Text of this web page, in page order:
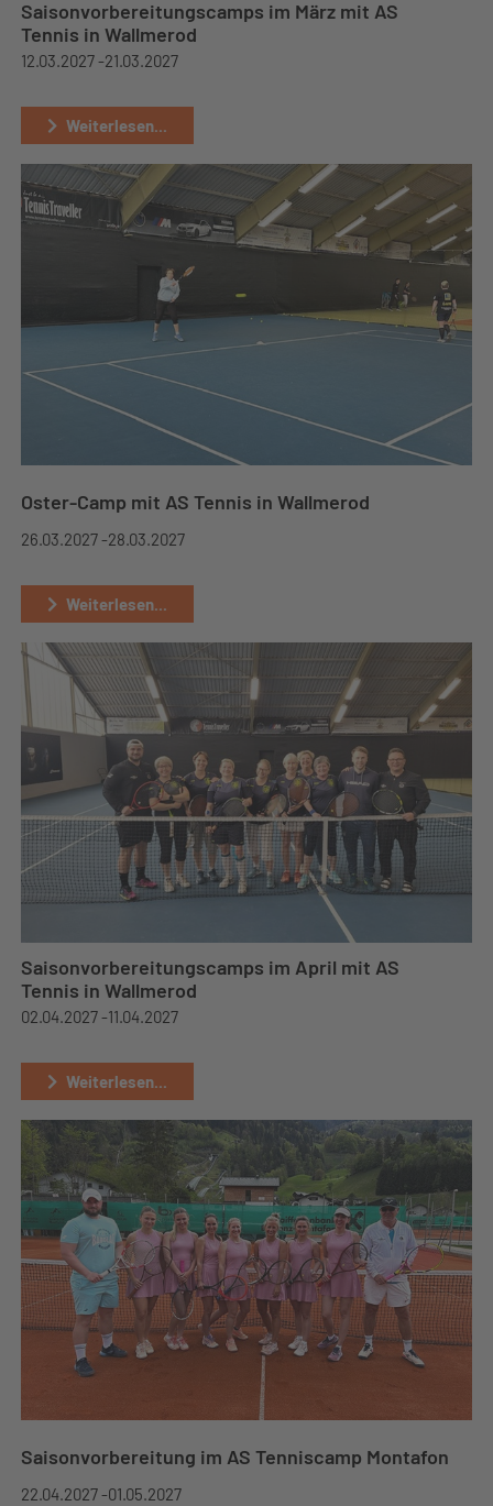
Saisonvorbereitungscamps im März mit AS
Tennis in Wallmerod
12.03.2027 -21.03.2027
Weiterlesen...
Oster-Camp mit AS Tennis in Wallmerod
26.03.2027 -28.03.2027
Weiterlesen...
Saisonvorbereitungscamps im April mit AS
Tennis in Wallmerod
02.04.2027 -11.04.2027
Weiterlesen...
Saisonvorbereitung im AS Tenniscamp Montafon
22.04.2027 -01.05.2027